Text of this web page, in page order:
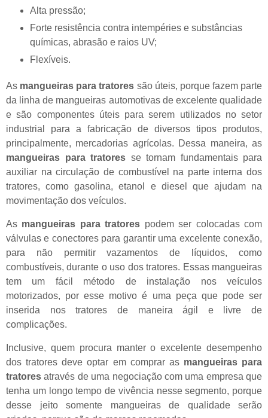
Alta pressão;
Forte resistência contra intempéries e substâncias
químicas, abrasão e raios UV;
Flexíveis.
As mangueiras para tratores são úteis, porque fazem parte
da linha de mangueiras automotivas de excelente qualidade
e são componentes úteis para serem utilizados no setor
industrial para a fabricação de diversos tipos produtos,
principalmente, mercadorias agrícolas. Dessa maneira, as
mangueiras para tratores se tornam fundamentais para
auxiliar na circulação de combustível na parte interna dos
tratores, como gasolina, etanol e diesel que ajudam na
movimentação dos veículos.
As mangueiras para tratores podem ser colocadas com
válvulas e conectores para garantir uma excelente conexão,
para não permitir vazamentos de líquidos, como
combustíveis, durante o uso dos tratores. Essas mangueiras
tem um fácil método de instalação nos veículos
motorizados, por esse motivo é uma peça que pode ser
inserida nos tratores de maneira ágil e livre de
complicações.
Inclusive, quem procura manter o excelente desempenho
dos tratores deve optar em comprar as mangueiras para
tratores através de uma negociação com uma empresa que
tenha um longo tempo de vivência nesse segmento, porque
desse jeito somente mangueiras de qualidade serão